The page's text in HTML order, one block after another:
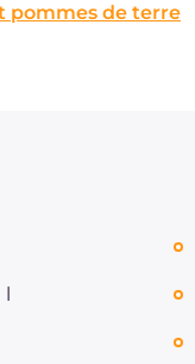
pommes de terre
l